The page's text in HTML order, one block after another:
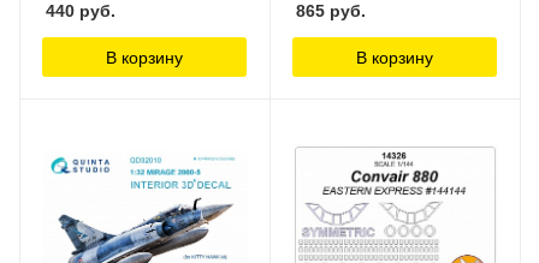
440 руб.
В корзину
865 руб.
В корзину